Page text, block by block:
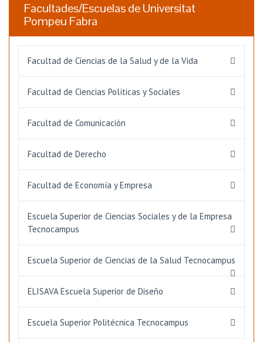
Facultades/Escuelas de Universitat
Pompeu Fabra
Facultad de Ciencias de la Salud y de la Vida
Facultad de Ciencias Políticas y Sociales
Facultad de Comunicación
Facultad de Derecho
Facultad de Economía y Empresa
Escuela Superior de Ciencias Sociales y de la Empresa
Tecnocampus
Escuela Superior de Ciencias de la Salud Tecnocampus
ELISAVA Escuela Superior de Diseño
Escuela Superior Politécnica Tecnocampus